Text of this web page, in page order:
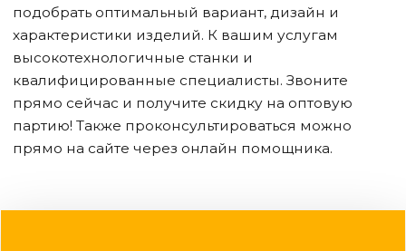
подобрать оптимальный вариант, дизайн и
характеристики изделий. К вашим услугам
высокотехнологичные станки и
квалифицированные специалисты. Звоните
прямо сейчас и получите скидку на оптовую
партию! Также проконсультироваться можно
прямо на сайте через онлайн помощника.